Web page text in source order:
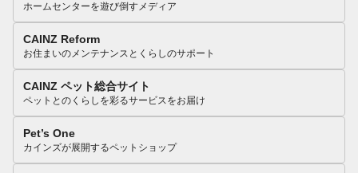
ホームセンターを遊び倒すメディア
CAINZ Reform
お住まいのメンテナンスとくらしのサポート
CAINZ ペット総合サイト
ペットとのくらしを彩るサービスをお届け
Pet’s One
カインズが展開するペットショップ